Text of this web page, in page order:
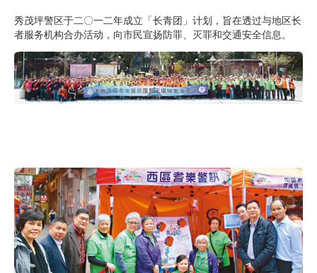
秀茂坪警区于二〇一二年成立「长青团」计划，旨在透过与地区长
者服务机构合办活动，向市民宣扬防罪、灭罪和交通安全信息。